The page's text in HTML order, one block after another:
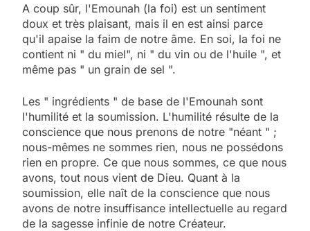
A coup sûr, l'Emounah (la foi) est un sentiment
doux et très plaisant, mais il en est ainsi parce
qu'il apaise la faim de notre âme. En soi, la foi ne
contient ni " du miel", ni " du vin ou de l'huile ", et
même pas " un grain de sel ".
Les " ingrédients " de base de l'Emounah sont
l'humilité et la soumission. L'humilité résulte de la
conscience que nous prenons de notre "néant " ;
nous-mêmes ne sommes rien, nous ne possédons
rien en propre. Ce que nous sommes, ce que nous
avons, tout nous vient de Dieu. Quant à la
soumission, elle naît de la conscience que nous
avons de notre insuffisance intellectuelle au regard
de la sagesse infinie de notre Créateur.